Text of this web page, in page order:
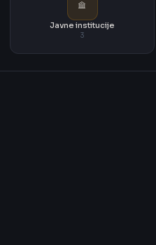
Javne institucije
3